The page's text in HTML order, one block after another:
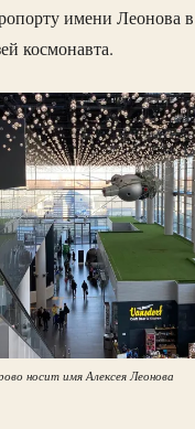
имени Леонова
космонавта.
носит имя Алексея Леонова